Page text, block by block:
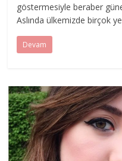
göstermesiyle beraber
Aslında ülkemizde birçok
Devam